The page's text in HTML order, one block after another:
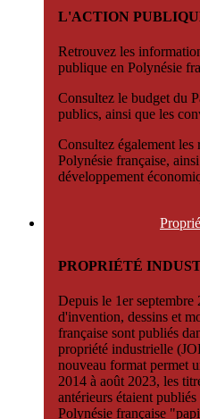
L'ACTION
Retrouvez les
publique en Polynésie
Consultez le budget du
publics, ainsi que les
Consultez également les
Polynésie française,
développement
PROPRIÉTÉ
Depuis le 1er septembre
d'invention, dessins et
française sont publiés
propriété industrielle
nouveau format permet
2014 à août 2023, les
antérieurs étaient
Polynésie française